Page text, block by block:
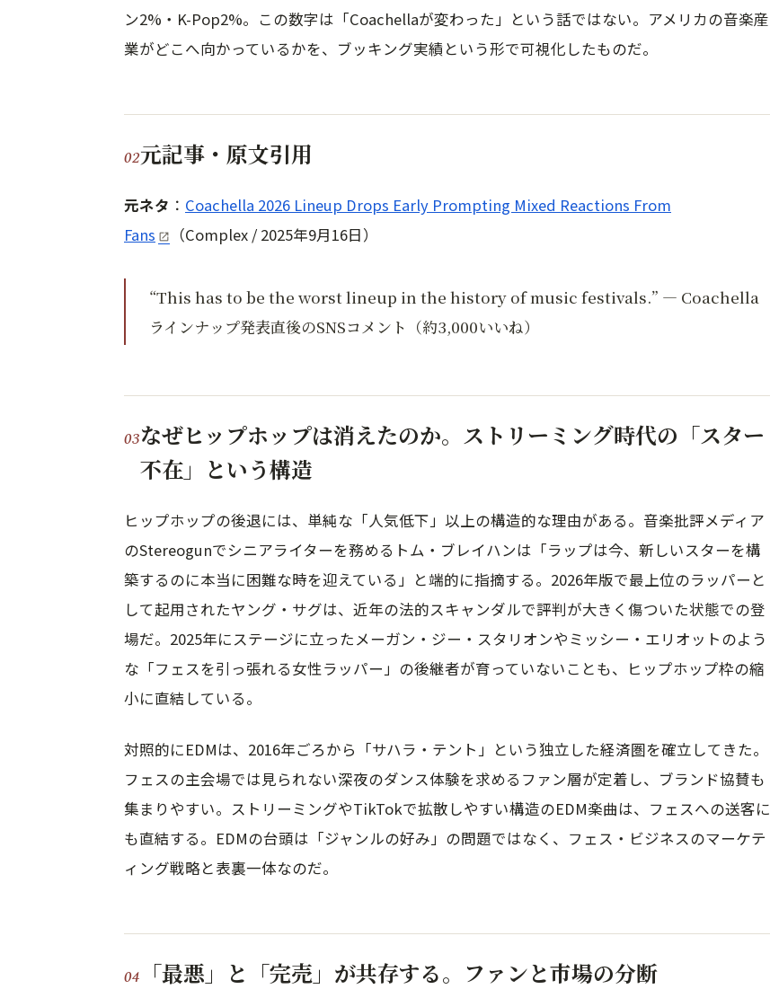
ン2%・K-Pop2%。この数字は「Coachellaが変わった」という話ではない。アメリカの音楽産
業がどこへ向かっているかを、ブッキング実績という形で可視化したものだ。
元記事・原文引用
元ネタ ： Coachella 2026 Lineup Drops Early Prompting Mixed Reactions From
Fans
（Complex / 2025年9月16日）
“This has to be the worst lineup in the history of music festivals.” — Coachella
ラインナップ発表直後のSNSコメント（約3,000いいね）
なぜヒップホップは消えたのか。ストリーミング時代の「スター
不在」という構造
ヒップホップの後退には、単純な「人気低下」以上の構造的な理由がある。音楽批評メディア
のStereogunでシニアライターを務めるトム・ブレイハンは「ラップは今、新しいスターを構
築するのに本当に困難な時を迎えている」と端的に指摘する。2026年版で最上位のラッパーと
して起用されたヤング・サグは、近年の法的スキャンダルで評判が大きく傷ついた状態での登
場だ。2025年にステージに立ったメーガン・ジー・スタリオンやミッシー・エリオットのよう
な「フェスを引っ張れる女性ラッパー」の後継者が育っていないことも、ヒップホップ枠の縮
小に直結している。
対照的にEDMは、2016年ごろから「サハラ・テント」という独立した経済圏を確立してきた。
フェスの主会場では見られない深夜のダンス体験を求めるファン層が定着し、ブランド協賛も
集まりやすい。ストリーミングやTikTokで拡散しやすい構造のEDM楽曲は、フェスへの送客に
も直結する。EDMの台頭は「ジャンルの好み」の問題ではなく、フェス・ビジネスのマーケテ
ィング戦略と表裏一体なのだ。
「最悪」と「完売」が共存する。ファンと市場の分断